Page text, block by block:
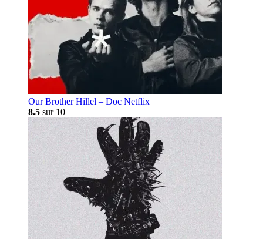
Our Brother Hillel – Doc Netflix
8.5 sur 10